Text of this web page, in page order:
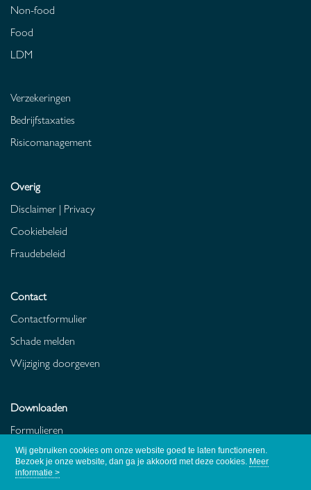
Wij gebruiken cookies om onze website goed te laten functioneren.
Bezoek je onze website, dan ga je akkoord met deze cookies. Meer
informatie >
Non-food
Food
LDM
Verzekeringen
Bedrijfstaxaties
Risicomanagement
Overig
Disclaimer | Privacy
Cookiebeleid
Fraudebeleid
Contact
Contactformulier
Schade melden
Wijziging doorgeven
Downloaden
Formulieren
Polisvoorwaarden